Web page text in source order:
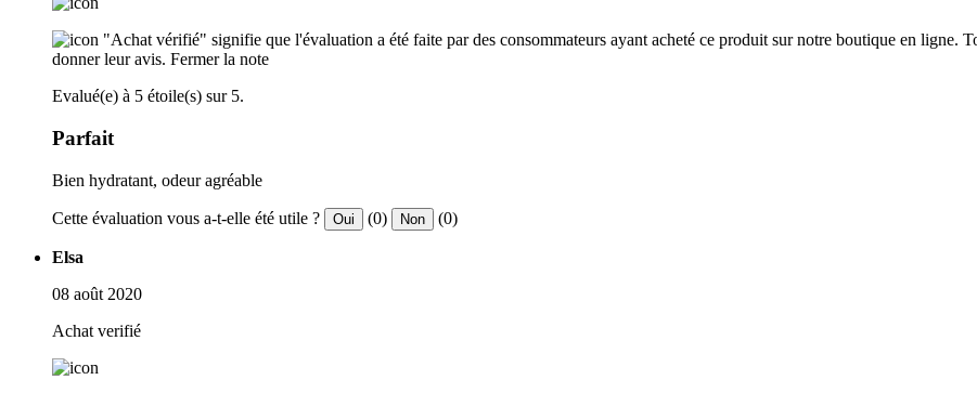
"Achat vérifié" signifie que l'évaluation a été faite par des consommateurs ayant acheté ce produit sur notre boutique en ligne.
donner leur avis. Fermer la note
Evalué(e) à 5 étoile(s) sur 5.
Parfait
Bien hydratant, odeur agréable
Cette évaluation vous a-t-elle été utile ? Oui (0) Non (0)
Elsa
08 août 2020
Achat verifié